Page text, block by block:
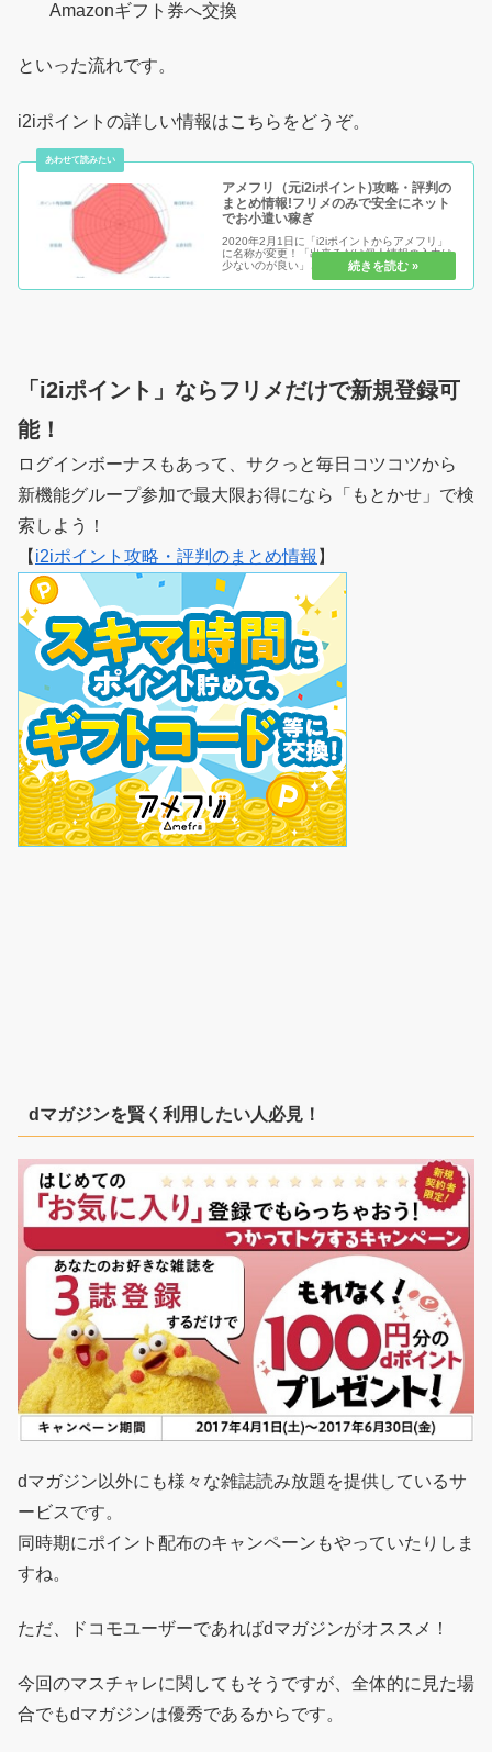
Amazonギフト券へ交換
といった流れです。
i2iポイントの詳しい情報はこちらをどうぞ。
アメフリ（元i2iポイント)攻略・評判の
まとめ情報!フリメのみで安全にネット
でお小遣い稼ぎ
2020年2月1日に「i2iポイントからアメフリ」
に名称が変更！「出来るだけ個人情報の入力は
少ないのが良い」という人におすすめの安全性
がi2iポイントにはあります。なぜなら、換金ま
でログインボーナス＆ガチャだけですら稼げて
「i2iポイント」ならフリメだけで新規登録可
能！
ログインボーナスもあって、サクっと毎日コツコツから
新機能グループ参加で最大限お得になら「もとかせ」で検
索しよう！
【 i2iポイント攻略・評判のまとめ情報 】
dマガジンを賢く利用したい人必見！
dマガジン以外にも様々な雑誌読み放題を提供しているサ
ービスです。
同時期にポイント配布のキャンペーンもやっていたりしま
すね。
ただ、ドコモユーザーであればdマガジンがオススメ！
今回のマスチャレに関してもそうですが、全体的に見た場
合でもdマガジンは優秀であるからです。